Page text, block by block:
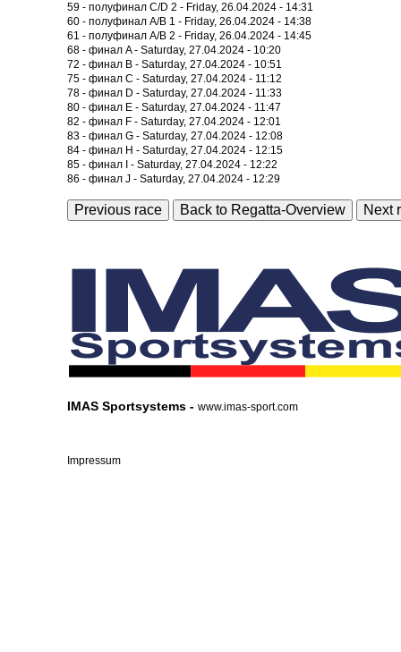
59 - полуфинал C/D 2 - Friday, 26.04.2024 - 14:31
60 - полуфинал A/B 1 - Friday, 26.04.2024 - 14:38
61 - полуфинал A/B 2 - Friday, 26.04.2024 - 14:45
68 - финал A - Saturday, 27.04.2024 - 10:20
72 - финал B - Saturday, 27.04.2024 - 10:51
75 - финал C - Saturday, 27.04.2024 - 11:12
78 - финал D - Saturday, 27.04.2024 - 11:33
80 - финал E - Saturday, 27.04.2024 - 11:47
82 - финал F - Saturday, 27.04.2024 - 12:01
83 - финал G - Saturday, 27.04.2024 - 12:08
84 - финал H - Saturday, 27.04.2024 - 12:15
85 - финал I - Saturday, 27.04.2024 - 12:22
86 - финал J - Saturday, 27.04.2024 - 12:29
Previous race Back to Regatta-Overview Next
IMAS Sportsystems - www.imas-sport.com
Impressum